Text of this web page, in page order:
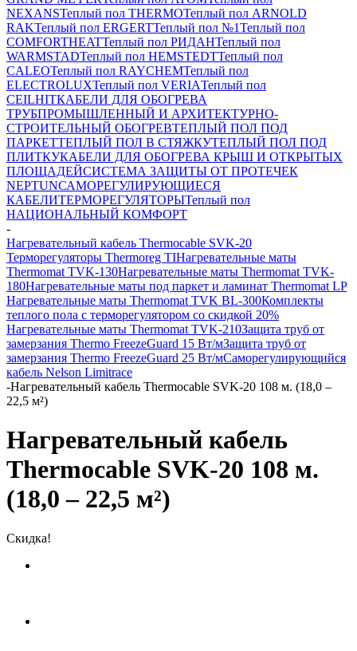
NEXANSТеплый пол THERMOТеплый пол ARNOLD
RAKТеплый пол ERGERTТеплый пол №1Теплый пол
COMFORTHEATТеплый пол РИДАНТеплый пол
WARMSTADТеплый пол HEMSTEDTТеплый пол
CALEOТеплый пол RAYCHEMТеплый пол
ELECTROLUXТеплый пол VERIAТеплый пол
CEILHITКАБЕЛИ ДЛЯ ОБОГРЕВА
ТРУБПРОМЫШЛЕННЫЙ И АРХИТЕКТУРНО-
СТРОИТЕЛЬНЫЙ ОБОГРЕВТЕПЛЫЙ ПОЛ ПОД
ПАРКЕТТЕПЛЫЙ ПОЛ В СТЯЖКУТЕПЛЫЙ ПОЛ ПОД
ПЛИТКУКАБЕЛИ ДЛЯ ОБОГРЕВА КРЫШ И ОТКРЫТЫХ
ПЛОЩАДЕЙСИСТЕМА ЗАЩИТЫ ОТ ПРОТЕЧЕК
NEPTUNСАМОРЕГУЛИРУЮЩИЕСЯ
КАБЕЛИТЕРМОРЕГУЛЯТОРЫТеплый пол
НАЦИОНАЛЬНЫЙ КОМФОРТ
-
Нагревательный кабель Thermocable SVK-20
Терморегуляторы Thermoreg TIНагревательные маты
Thermomat TVK-130Нагревательные маты Thermomat TVK-
180Нагревательные маты под паркет и ламинат Thermomat LP
Нагревательные маты Thermomat TVK BL-300Комплекты
теплого пола с терморегулятором со скидкой 20%
Нагревательные маты Thermomat TVK-210Защита труб от
замерзания Thermo FreezeGuard 15 Вт/мЗащита труб от
замерзания Thermo FreezeGuard 25 Вт/мСаморегулирующийся
кабель Nelson Limitrace
-Нагревательный кабель Thermocable SVK-20 108 м. (18,0 –
22,5 м²)
Нагревательный кабель
Thermocable SVK-20 108 м.
(18,0 – 22,5 м²)
Скидка!